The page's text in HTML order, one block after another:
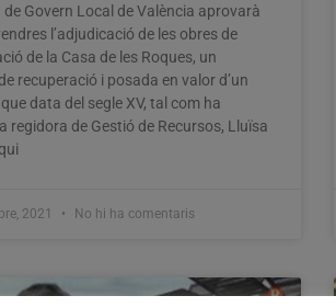
Govern Local de València aprovarà
l’adjudicació de les obres de
de la Casa de les Roques, un
recuperació i posada en valor d’un
data del segle XV, tal com ha
regidora de Gestió de Recursos, Lluïsa
2021 No hi ha comentaris